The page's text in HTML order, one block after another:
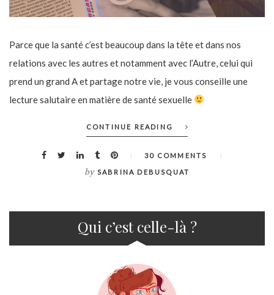
Parce que la santé c’est beaucoup dans la tête et dans nos
relations avec les autres et notamment avec l’Autre, celui qui
prend un grand A et partage notre vie, je vous conseille une
lecture salutaire en matière de santé sexuelle
CONTINUE READING
30 COMMENTS
by SABRINA DEBUSQUAT
Qui c’est celle-là ?